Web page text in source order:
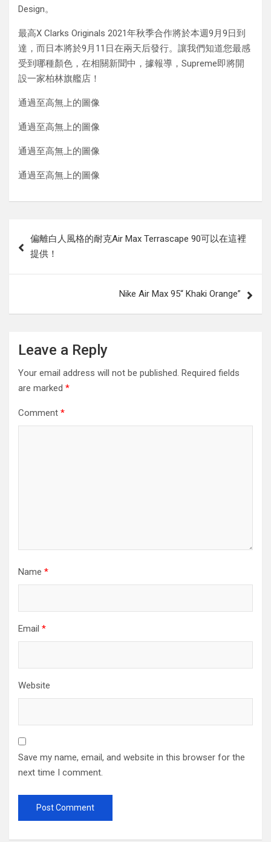
Design。
最高X Clarks Originals 2021年秋季合作將於本週9月9日到
達，而日本將於9月11日在兩天后發行。讓我們知道您最感
受到哪種顏色，在相關新聞中，據報導，Supreme即將開
設一家柏林旗艦店！
通過至高無上的圖像
通過至高無上的圖像
通過至高無上的圖像
通過至高無上的圖像
navigation
偏離白人風格的耐克Air Max Terrascape 90可以在這裡
提供！
Nike Air Max 95“ Khaki Orange”
Leave a Reply
Your email address will not be published. Required fields
are marked *
Comment *
Name *
Email *
Website
Save my name, email, and website in this browser for the
next time I comment.